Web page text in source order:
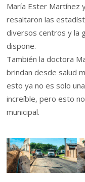
María Ester Martínez
resaltaron las
diversos centros y la
dispone.
También la doctora
brindan desde salud
esto ya no es solo
increíble, pero esto
municipal.